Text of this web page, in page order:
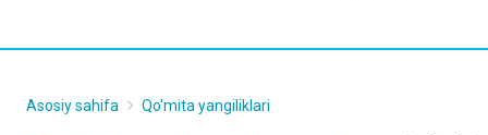
Asosiy sahifa Qo'mita yangiliklari